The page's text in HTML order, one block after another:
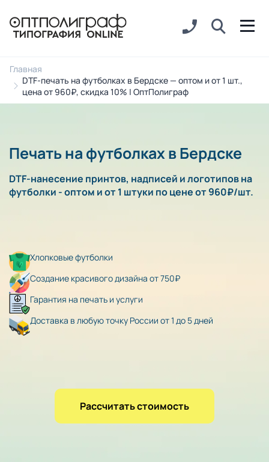
Главная
DTF-печать на футболках в Бердске — оптом и от 1 шт.,
цена от 960₽, скидка 10% | ОптПолиграф
Печать на футболках в Бердске
DTF-нанесение принтов, надписей и логотипов на
футболки - оптом и от 1 штуки по цене от 960₽/шт.
Хлопковые футболки
Создание красивого дизайна от 750₽
Гарантия на печать и услуги
Доставка в любую точку России от 1 до 5 дней
Рассчитать стоимость